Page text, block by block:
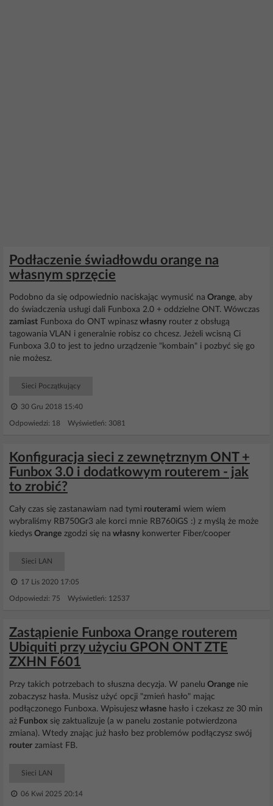
Podłaczenie świadłowdu orange na
własnym sprzęcie
Podobno da się odpowiednio naciskając wymusić na Orange, aby
do świadczenia usługi dali Funboxa 2.0 + oddzielne ONT. Wówczas
zamiast Funboxa do ONT wpinasz własny router z obsługą
tagowania VLAN i generalnie robisz co chcesz. Jeżeli wcisną Ci
Funboxa 3.0 to jest to jedno urządzenie "kombain" i pozbyć się go
nie możesz.
Sieci Początkujący
30 Gru 2018 15:40
Odpowiedzi: 18 Wyświetleń: 3081
Konfiguracja sieci z zewnętrznym ONT +
Funbox 3.0 i dodatkowym routerem - jak
to zrobić?
Cały czas się zastanawiam nad tymi routerami wiem wiem
wybraliśmy RB750Gr3 ale korci mnie RB760iGS :) z myślą że może
kiedys Orange zgodzi się na własny konwerter Fiber/cooper
Sieci LAN
17 Lis 2020 17:05
Odpowiedzi: 75 Wyświetleń: 12537
Zastąpienie Funboxa Orange routerem
Ubiquiti przy użyciu GPON ONT ZTE
ZXHN F601
Przy takich potrzebach to słuszna decyzja. W panelu Orange nie
zobaczysz hasła. Musisz użyć opcji "zmień hasło" mając
podłączonego Funboxa. Wpisujesz własne hasło i czekasz ze 30 min
aż Funbox się zaktualizuje (a w panelu zostanie potwierdzona
zmiana). Wtedy znając już hasło bez problemów podłączysz swój
router zamiast FB.
Sieci LAN
06 Kwi 2025 20:14